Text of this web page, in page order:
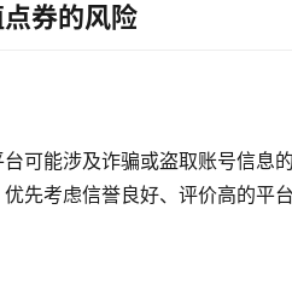
券的风险
可能涉及诈骗或盗取账号信息
先考虑信誉良好、评价高的平台